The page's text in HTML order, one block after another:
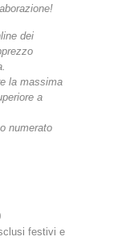
dei
la massima
a
numerato
festivi e